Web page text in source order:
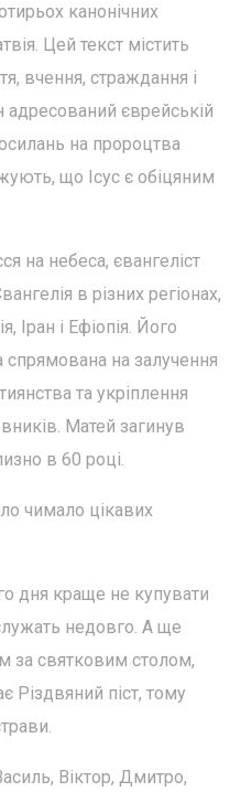
канонічних
Цей текст містить
вчення, страждання і
адресований єврейській
на пророцтва
що Ісус є обіцяним
на небеса, євангеліст
в різних регіонах,
Іран і Ефіопія. Його
спрямована на залучення
та укріплення
Матей загинув
в 60 році.
чимало цікавих
дня краще не купувати
недовго. А ще
за святковим столом,
Різдвяний піст, тому
Віктор, Дмитро,